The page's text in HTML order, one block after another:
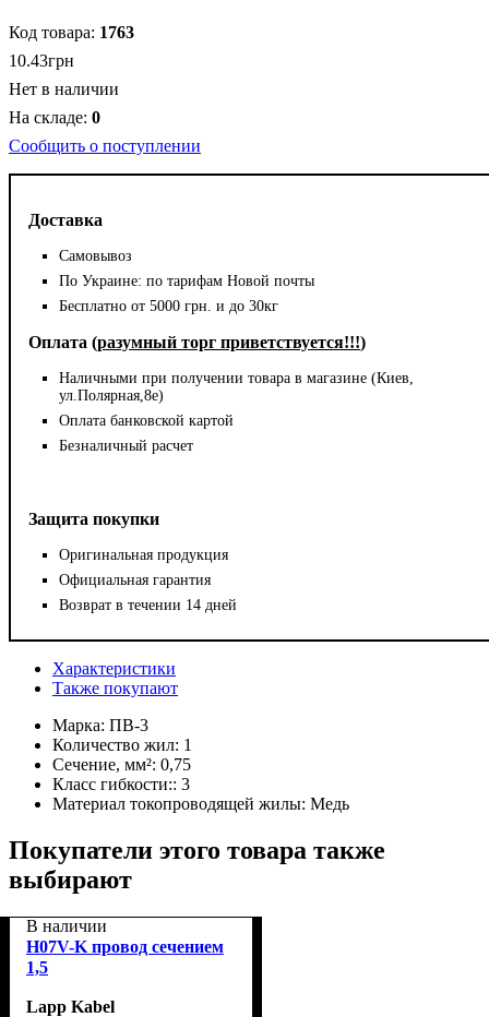
Доставка
Самовывоз
По Украине: по тарифам Новой почты
Бесплатно от 5000 грн. и до 30кг
Оплата (разумный торг приветствуется!!!)
Наличными при получении товара в магазине (Киев,
ул.Полярная,8е)
Оплата банковской картой
Безналичный расчет
Защита покупки
Оригинальная продукция
Официальная гарантия
Возврат в течении 14 дней
1763
10.43грн
Нет в наличии
0
Сообщить о поступлении
Характеристики
Также покупают
Марка: ПВ-3
Количество жил: 1
Сечение, мм²: 0,75
Класс гибкости:: 3
Материал токопроводящей жилы: Медь
Покупатели этого товара также
выбирают
В наличии
H07V-K провод сечением
1,5
Lapp Kabel